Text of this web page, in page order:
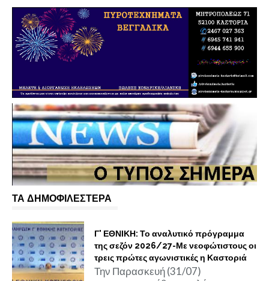
ΤΑ ΔΗΜΟΦΙΛΕΣΤΕΡΑ
Γ' ΕΘΝΙΚΗ: Το αναλυτικό πρόγραμμα
της σεζόν 2026/27-Με νεοφώτιστους οι
τρεις πρώτες αγωνιστικές η Καστοριά
Την Παρασκευή (31/07)